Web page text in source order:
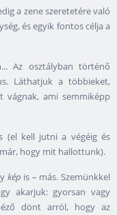
a zene szeretetére való
és egyik fontos célja a
Az osztályban történő
Láthatjuk a többieket,
vágnak, ami semmiképp
(el kell jutni a végéig és
hogy mit hallottunk).
kép is – más. Szemünkkel
akarjuk: gyorsan vagy
dönt arról, hogy az